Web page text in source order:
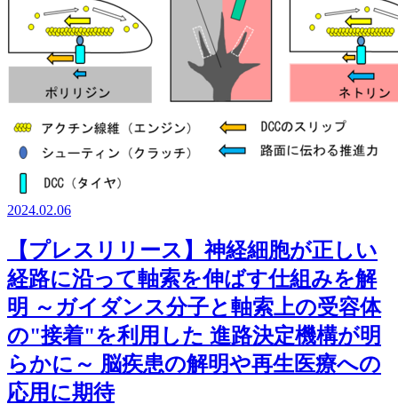
2024.02.06
【プレスリリース】神経細胞が正しい
経路に沿って軸索を伸ばす仕組みを解
明 ～ガイダンス分子と軸索上の受容体
の"接着"を利用した 進路決定機構が明
らかに～ 脳疾患の解明や再生医療への
応用に期待